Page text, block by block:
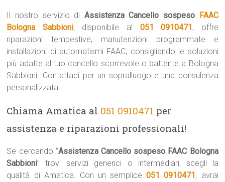
Il nostro servizio di Assistenza Cancello sospeso FAAC
Bologna Sabbioni, disponibile al 051 0910471, offre
riparazioni tempestive, manutenzioni programmate e
installazioni di automatismi FAAC, consigliando le soluzioni
più adatte al tuo cancello scorrevole o battente a Bologna
Sabbioni. Contattaci per un sopralluogo e una consulenza
personalizzata.
Chiama Amatica al 051 0910471 per
assistenza e riparazioni professionali!
Se cercando “Assistenza Cancello sospeso FAAC Bologna
Sabbioni” trovi servizi generici o intermediari, scegli la
qualità di Amatica. Con un semplice051 0910471, avrai